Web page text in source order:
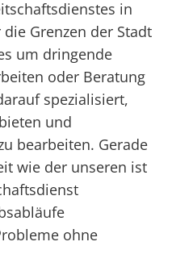
in
Grenzen der Stadt
um dringende
oder Beratung
spezialisiert,
und
bearbeiten. Gerade
wie der unseren ist
ohne